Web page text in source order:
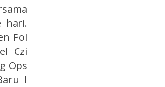
hari.
Pol
Czi
Ops
I